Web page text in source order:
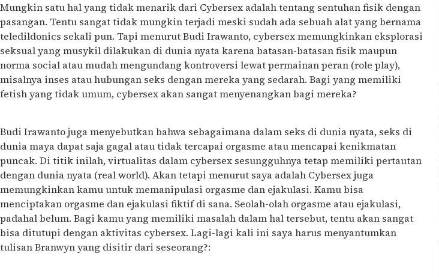
Mungkin satu hal yang tidak menarik dari Cybersex adalah tentang sentuhan fisik dengan
pasangan. Tentu sangat tidak mungkin terjadi meski sudah ada sebuah alat yang bernama
teledildonics sekali pun. Tapi menurut Budi Irawanto, cybersex memungkinkan eksplorasi
seksual yang musykil dilakukan di dunia nyata karena batasan-batasan fisik maupun
norma social atau mudah mengundang kontroversi lewat permainan peran (role play),
misalnya inses atau hubungan seks dengan mereka yang sedarah. Bagi yang memiliki
fetish yang tidak umum, cybersex akan sangat menyenangkan bagi mereka?
Budi Irawanto juga menyebutkan bahwa sebagaimana dalam seks di dunia nyata, seks di
dunia maya dapat saja gagal atau tidak tercapai orgasme atau mencapai kenikmatan
puncak. Di titik inilah, virtualitas dalam cybersex sesungguhnya tetap memiliki pertautan
dengan dunia nyata (real world). Akan tetapi menurut saya adalah Cybersex juga
memungkinkan kamu untuk memanipulasi orgasme dan ejakulasi. Kamu bisa
menciptakan orgasme dan ejakulasi fiktif di sana. Seolah-olah orgasme atau ejakulasi,
padahal belum. Bagi kamu yang memiliki masalah dalam hal tersebut, tentu akan sangat
bisa ditutupi dengan aktivitas cybersex. Lagi-lagi kali ini saya harus menyantumkan
tulisan Branwyn yang disitir dari seseorang?: